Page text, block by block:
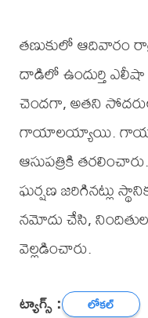
తణుకులో ఆదివారం
దాడిలో ఉందుర్తి
చెందగా, అతని
గాయాలయ్యాయి.
ఆసుపత్రికి
ఘర్షణ జరిగినట్లు
నమోదు చేసి,
వెల్లడించారు.
ట్యాగ్స్ : లోకల్